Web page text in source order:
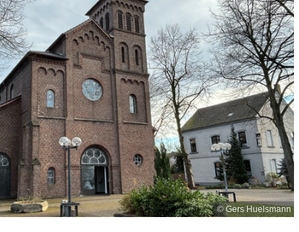
© Gers Huelsmann